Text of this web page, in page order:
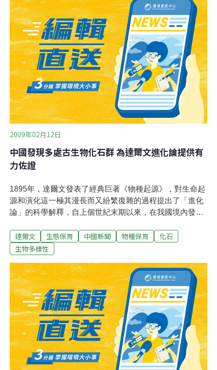
文對珊瑚礁形成理論有著深刻的著墨，甚至早在1842年就
出版了一本將近300頁有關於珊瑚礁的書，書名叫作《珊
瑚礁的結構與分佈》（The Structure and Distribution of
Coral Reefs）。而由這本書中就可看出達爾文對「演化」
這個字眼的影子。達爾文於1831年12月27日，搭乘配備
10門大砲的
2009年02月12日
中國發現多處古生物化石群 為達爾文進化論提供有
力佐證
1895年，達爾文發表了經典巨著《物種起源》，對生命起
源和演化這一極其漫長而又紛繁復雜的過程提出了「進化
論」的科學解釋，自上個世紀末期以來，在我國境內發現
院士、中科院南京地質古生物研究所研究員戎嘉余近日在
上海科技館舉行的「科普大講壇」上介紹說，化石是地球
的進化過程，最可靠的證據就是地層中出土的古生物化
石，目前發現的古生物化石記錄證實，生物的確是適應環
境、進化的結果。自上個世紀末期以來，中國地質古生物
學家借助現代科學新技術、新方法、新理念，在中國境內
接二連三地發現元古代末期的廟河生物群、甕安動物群、
高家山生物群，古生代初期的梅樹村動物群、澄江動物
群、凱裏動物群，以及中生代後期的熱河生物群等古生物
化石群。例如位於雲南省澄江縣的「澄江動物群化石」，
是目前世界上發現最古老、保存最完整的軟體動物化石群
達爾文 生態保育 中國新聞 物種保育
化石
生物多樣性